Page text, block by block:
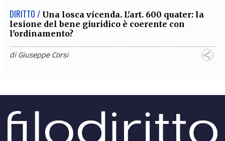
DIRITTO / Una losca vicenda. L'art. 600 quater: la
lesione del bene giuridico è coerente con
l'ordinamento?
diGiuseppe Corsi